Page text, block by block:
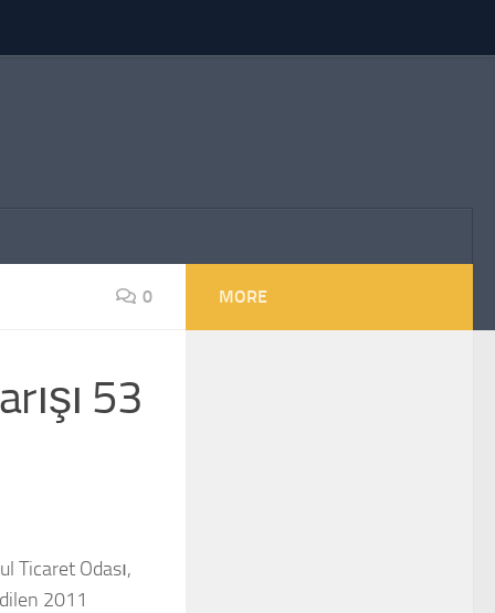
0
53
Ticaret Odası,
2011
MORE